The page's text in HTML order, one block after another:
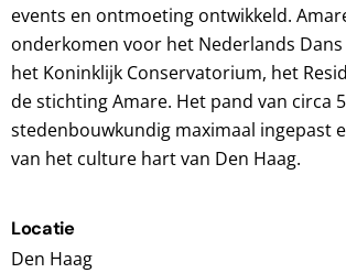
events en ontmoeting ontwikkeld.
onderkomen voor het Nederlands Dans
het Koninklijk Conservatorium, het
de stichting Amare. Het pand van circa
stedenbouwkundig maximaal ingepast
van het culture hart van Den Haag.
Locatie
Den Haag